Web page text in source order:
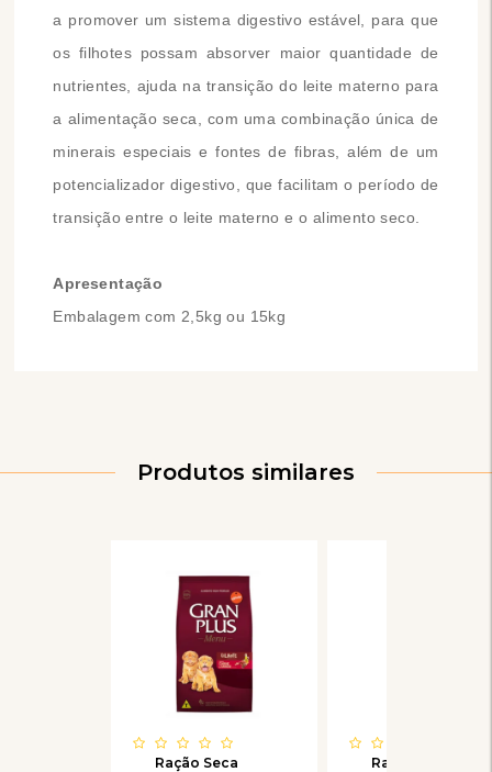
a promover um sistema digestivo estável, para que
os filhotes possam absorver maior quantidade de
nutrientes, ajuda na transição do leite materno para
a alimentação seca, com uma combinação única de
minerais especiais e fontes de fibras, além de um
potencializador digestivo, que facilitam o período de
transição entre o leite materno e o alimento seco.
Apresentação
Embalagem com 2,5kg ou 15kg
Produtos similares
Ração Seca
Ração Seca